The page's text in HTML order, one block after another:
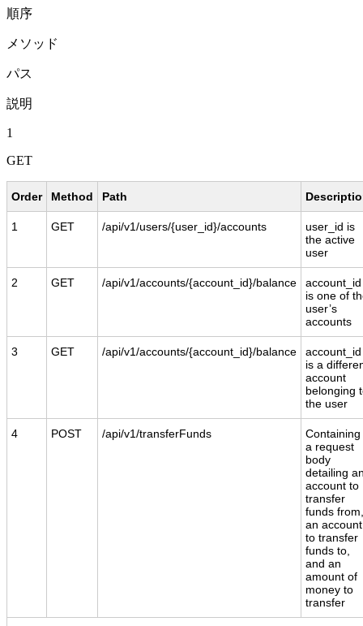
順序
メソッド
パス
説明
1
GET
Order Method Path
1 GET /api/v1/users/{user_id}/accounts
user_id is
the active
user
2 GET /api/v1/accounts/{account_id}/balance
account_id
is one of
user’s
accounts
3 GET /api/v1/accounts/{account_id}/balance
account_id
is a
account
belonging
the user
4 POST /api/v1/transferFunds
Containing
a request
body
detailing
account to
transfer
funds from,
an account
to transfer
funds to,
and an
amount of
money to
transfer